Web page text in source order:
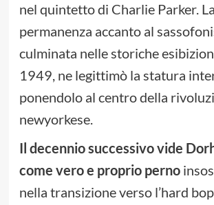
nel quintetto di Charlie Parker. La
permanenza accanto al
culminata nelle storiche
1949, ne legittimò la statura
ponendolo al centro della
newyorkese.
Il decennio successivo vide
come vero e proprio perno
nella transizione verso l’hard